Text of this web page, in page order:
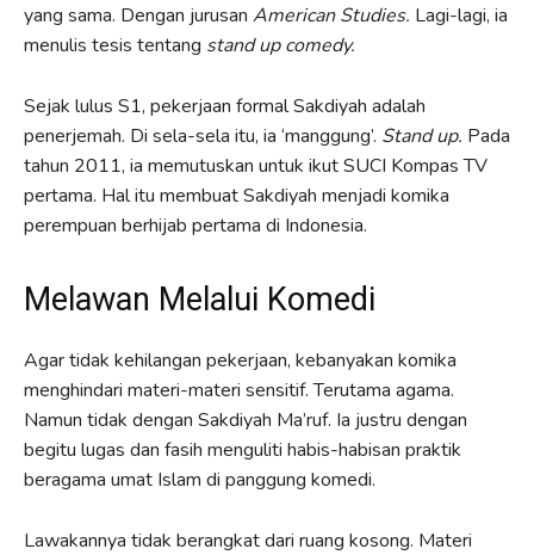
yang sama. Dengan jurusan American Studies. Lagi-lagi, ia
menulis tesis tentang stand up comedy.
Sejak lulus S1, pekerjaan formal Sakdiyah adalah
penerjemah. Di sela-sela itu, ia ‘manggung’. Stand up. Pada
tahun 2011, ia memutuskan untuk ikut SUCI Kompas TV
pertama. Hal itu membuat Sakdiyah menjadi komika
perempuan berhijab pertama di Indonesia.
Melawan Melalui Komedi
Agar tidak kehilangan pekerjaan, kebanyakan komika
menghindari materi-materi sensitif. Terutama agama.
Namun tidak dengan Sakdiyah Ma’ruf. Ia justru dengan
begitu lugas dan fasih menguliti habis-habisan praktik
beragama umat Islam di panggung komedi.
Lawakannya tidak berangkat dari ruang kosong. Materi